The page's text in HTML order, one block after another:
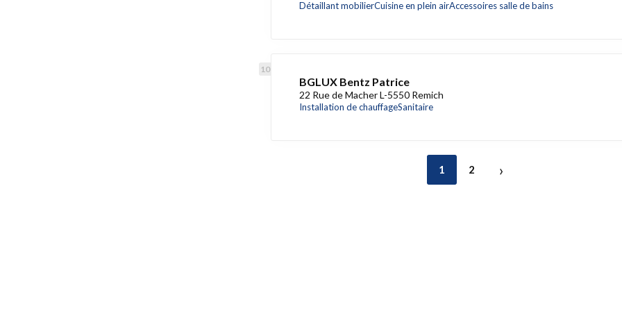
Détaillant mobilierCuisine en plein airAccessoires salle de bains
BGLUX Bentz Patrice
22 Rue de Macher L-5550 Remich
Installation de chauffageSanitaire
1 2 ›